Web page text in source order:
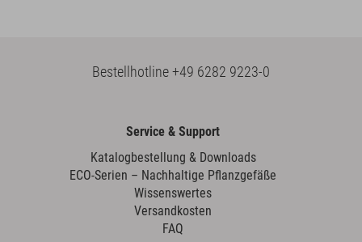
Bestellhotline+49 6282 9223-0
Service & Support
Katalogbestellung & Downloads
ECO-Serien – Nachhaltige Pflanzgefäße
Wissenswertes
Versandkosten
FAQ